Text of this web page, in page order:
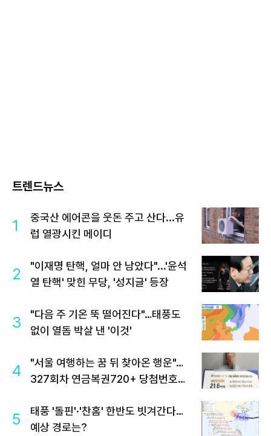
트렌드뉴스
1
중국산 에어콘을 웃돈 주고 산다...유
럽 열광시킨 메이디
2
"이재명 탄핵, 얼마 안 남았다"...'윤석
열 탄핵' 맞힌 무당, '성지글' 등장
3
"다음 주 기온 뚝 떨어진다"…태풍도
없이 열돔 박살 낸 '이것'
4
"서울 여행하는 꿈 뒤 찾아온 행운"…
327회차 연금복권720+ 당첨번호조
5
태풍 '돌핀'·'찬홈' 한반도 빗겨간다…
예상 경로는?